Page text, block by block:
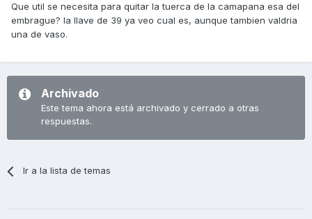
Que util se necesita para quitar la tuerca de la camapana esa del
embrague? la llave de 39 ya veo cual es, aunque tambien valdria
una de vaso.
Archivado
Este tema ahora está archivado y cerrado a otras
respuestas.
Ir a la lista de temas